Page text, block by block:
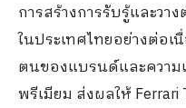
การสร้างการรับรู้และว
ในประเทศไทยอย่างต่อเ
ตนของแบรนด์และความ
พรีเมียม ส่งผลให้ Ferrari